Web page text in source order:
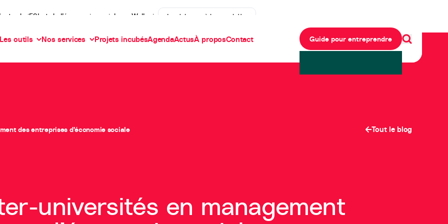
Les outils Nos services Projets incubésAgendaActusÀ proposContact Guide pour entreprendre
de iES! et de l’économie sociale en Wallonie Je m'abonne à la newsletter
des entreprises d’économie sociale Tout le blog
universités en management